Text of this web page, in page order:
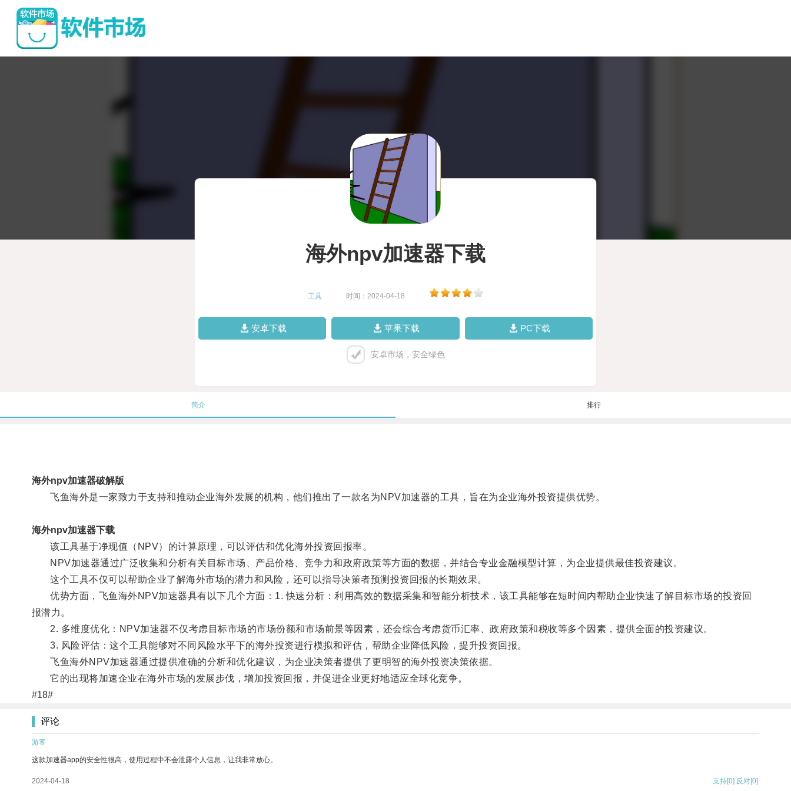
海外npv加速器下载
工具 时间：2024-04-18
安卓下载 苹果下载 PC下载
安卓市场，安全绿色
简介 排行
海外npv加速器破解版
飞鱼海外是一家致力于支持和推动企业海外发展的机构，他们推出了一款名为NPV加速器的工具，旨在为企业海外投资提供优势。
海外npv加速器下载
该工具基于净现值（NPV）的计算原理，可以评估和优化海外投资回报率。
NPV加速器通过广泛收集和分析有关目标市场、产品价格、竞争力和政府政策等方面的数据，并结合专业金融模型计算，为企业提供最佳投资建议。
这个工具不仅可以帮助企业了解海外市场的潜力和风险，还可以指导决策者预测投资回报的长期效果。
优势方面，飞鱼海外NPV加速器具有以下几个方面：1. 快速分析：利用高效的数据采集和智能分析技术，该工具能够在短时间内帮助企业快速了解目标市场的投资回
报潜力。
2. 多维度优化：NPV加速器不仅考虑目标市场的市场份额和市场前景等因素，还会综合考虑货币汇率、政府政策和税收等多个因素，提供全面的投资建议。
3. 风险评估：这个工具能够对不同风险水平下的海外投资进行模拟和评估，帮助企业降低风险，提升投资回报。
飞鱼海外NPV加速器通过提供准确的分析和优化建议，为企业决策者提供了更明智的海外投资决策依据。
它的出现将加速企业在海外市场的发展步伐，增加投资回报，并促进企业更好地适应全球化竞争。
#18#
评论
游客
这款加速器app的安全性很高，使用过程中不会泄露个人信息，让我非常放心。
2024-04-18 支持[0] 反对[0]